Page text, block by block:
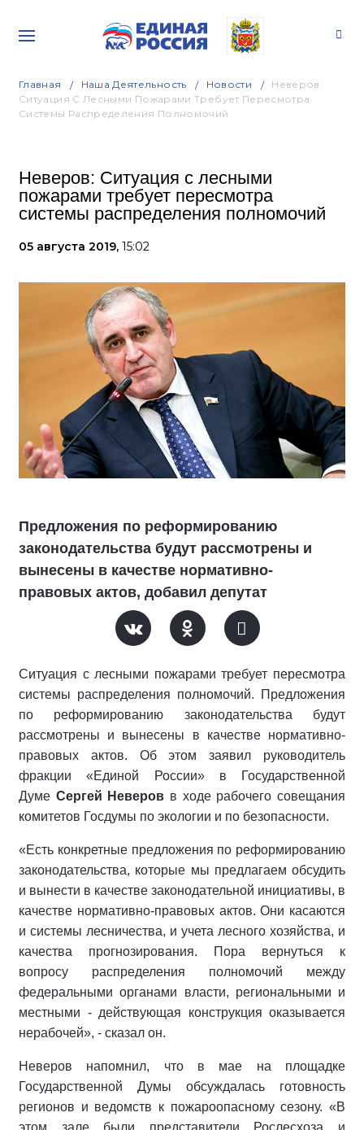
Главная Наша Деятельность Новости
Неверов:
Ситуация С Лесными Пожарами Требует Пересмотра
Системы Распределения Полномочий
Неверов: Ситуация с лесными
пожарами требует пересмотра
системы распределения полномочий
05 августа 2019, 15:02
Предложения по реформированию
законодательства будут рассмотрены и
вынесены в качестве нормативно-
правовых актов, добавил депутат
Ситуация с лесными пожарами требует пересмотра
системы распределения полномочий. Предложения
по реформированию законодательства будут
рассмотрены и вынесены в качестве нормативно-
правовых актов. Об этом заявил руководитель
фракции «Единой России» в Государственной
Думе Сергей Неверов в ходе рабочего совещания
комитетов Госдумы по экологии и по безопасности.
«Есть конкретные предложения по реформированию
законодательства, которые мы предлагаем обсудить
и вынести в качестве законодательной инициативы, в
качестве нормативно-правовых актов. Они касаются
и системы лесничества, и учета лесного хозяйства, и
качества прогнозирования. Пора вернуться к
вопросу распределения полномочий между
федеральными органами власти, региональными и
местными - действующая конструкция оказывается
нерабочей», - сказал он.
Неверов напомнил, что в мае на площадке
Государственной Думы обсуждалась готовность
регионов и ведомств к пожароопасному сезону. «В